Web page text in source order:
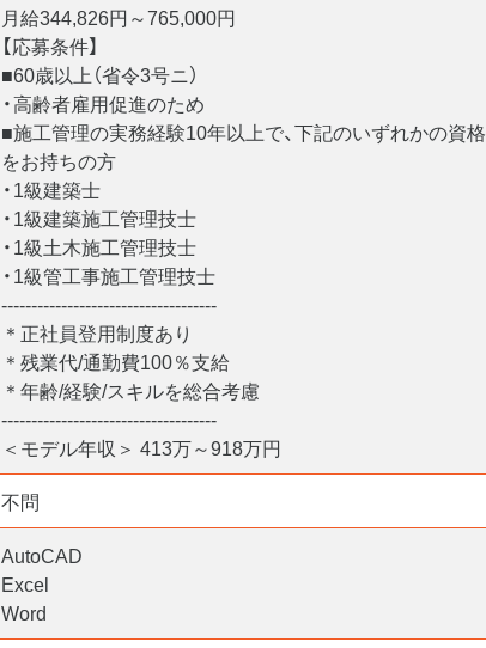
月給344,826円～765,000円
【応募条件】
■60歳以上（省令3号ニ）
・高齢者雇用促進のため
■施工管理の実務経験10年以上で、下記のいずれかの資格
をお持ちの方
・1級建築士
・1級建築施工管理技士
・1級土木施工管理技士
・1級管工事施工管理技士
------------------------------------
＊正社員登用制度あり
＊残業代/通勤費100％支給
＊年齢/経験/スキルを総合考慮
------------------------------------
＜モデル年収＞ 413万～918万円
不問
AutoCAD
Excel
Word